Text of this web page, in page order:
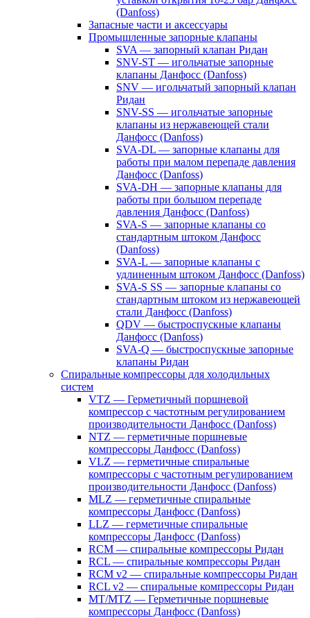
(Danfoss)
Запасные части и аксессуары
Промышленные запорные клапаны
SVA — запорный клапан Ридан
SNV-ST — игольчатые запорные
клапаны Данфосс (Danfoss)
SNV — игольчатый запорный клапан
Ридан
SNV-SS — игольчатые запорные
клапаны из нержавеющей стали
Данфосс (Danfoss)
SVA-DL — запорные клапаны для
работы при малом перепаде давления
Данфосс (Danfoss)
SVA-DH — запорные клапаны для
работы при большом перепаде
давления Данфосс (Danfoss)
SVA-S — запорные клапаны со
стандартным штоком Данфосс
(Danfoss)
SVA-L — запорные клапаны с
удлиненным штоком Данфосс (Danfoss)
SVA-S SS — запорные клапаны со
стандартным штоком из нержавеющей
стали Данфосс (Danfoss)
QDV — быстроспускные клапаны
Данфосс (Danfoss)
SVA-Q — быстроспускные запорные
клапаны Ридан
Спиральные компрессоры для холодильных
систем
VTZ — Герметичный поршневой
компрессор с частотным регулированием
производительности Данфосс (Danfoss)
NTZ — герметичные поршневые
компрессоры Данфосс (Danfoss)
VLZ — герметичные спиральные
компрессоры с частотным регулированием
производительности Данфосс (Danfoss)
MLZ — герметичные спиральные
компрессоры Данфосс (Danfoss)
LLZ — герметичные спиральные
компрессоры Данфосс (Danfoss)
RCM — спиральные компрессоры Ридан
RCL — спиральные компрессоры Ридан
RCM v2 — спиральные компрессоры Ридан
RCL v2 — спиральные компрессоры Ридан
MT/MTZ — Герметичные поршневые
компрессоры Данфосс (Danfoss)